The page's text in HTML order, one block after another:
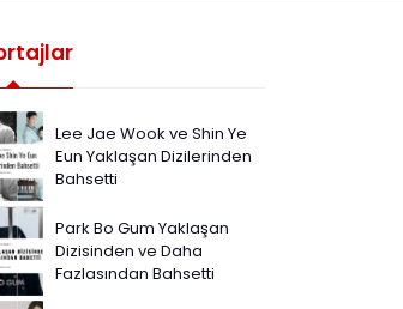
Lee Jae Wook ve Shin Ye
Eun Yaklaşan Dizilerinden
Bahsetti
Park Bo Gum Yaklaşan
Dizisinden ve Daha
Fazlasından Bahsetti